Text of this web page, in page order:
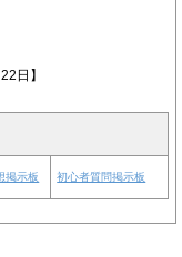
日】
掲示板 初心者質問掲示板